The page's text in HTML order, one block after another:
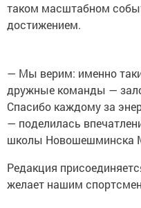
таком масштабном
достижением.
— Мы верим: именно
дружные команды —
Спасибо каждому за
— поделилась
школы Новошешминска
Редакция
желает нашим